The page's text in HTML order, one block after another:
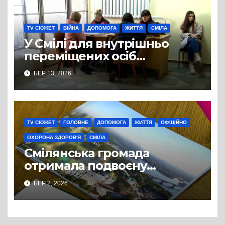
TV СЮЖЕТ ВІЙНА ДОПОМОГА ЖИТТЯ СМІЛА
У Смілі для внутрішньо
переміщених осіб
організували видачу
гуманітарної допомоги для
домашніх тварин
БЕР 13, 2026
TV СЮЖЕТ ГОЛОВНЕ ДОПОМОГА ЖИТТЯ ОФІЦІЙНО
ОХОРОНА ЗДОРОВ'Я СМІЛА
Смілянська громада
отримала подвоєну
кількість препарату для
пацієнта зі спинально-
м’язовою атрофією
БЕР 2, 2026